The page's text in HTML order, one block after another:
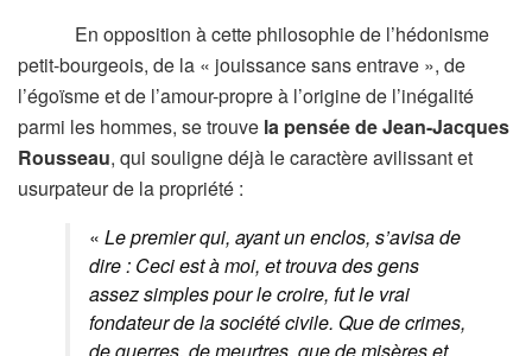
En opposition à cette philosophie de l’hédonisme
petit-bourgeois, de la « jouissance sans entrave », de
l’égoïsme et de l’amour-propre à l’origine de l’inégalité
parmi les hommes, se trouve la pensée de Jean-Jacques
Rousseau, qui souligne déjà le caractère avilissant et
usurpateur de la propriété :
« Le premier qui, ayant un enclos, s’avisa de
dire : Ceci est à moi, et trouva des gens
assez simples pour le croire, fut le vrai
fondateur de la société civile. Que de crimes,